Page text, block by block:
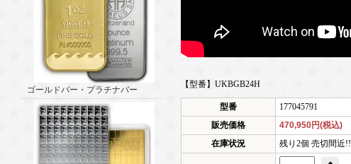
ゴールドバー・プラチナバー
【型番】UKBGB24H
型番
177045791
販売価格
470,950円(税込)
在庫状況
残り2個 売切間近!!